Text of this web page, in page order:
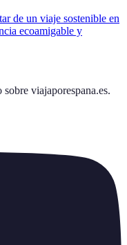
de un viaje sostenible en
ecoamigable y
sobre viajaporespana.es.